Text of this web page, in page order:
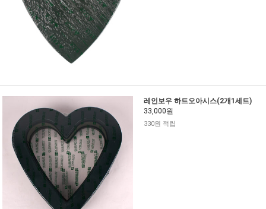
레인보우 하트오아시스(2개1세트)
33,000원
330원 적립